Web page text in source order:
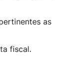
as
fiscal.